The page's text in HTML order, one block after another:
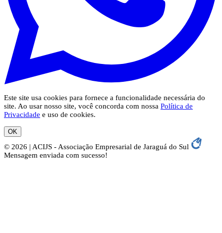
Este site usa cookies para fornece a funcionalidade necessária do
site. Ao usar nosso site, você concorda com nossa Política de
Privacidade e uso de cookies.
OK
© 2026 | ACIJS - Associação Empresarial de Jaraguá do Sul
Mensagem enviada com sucesso!